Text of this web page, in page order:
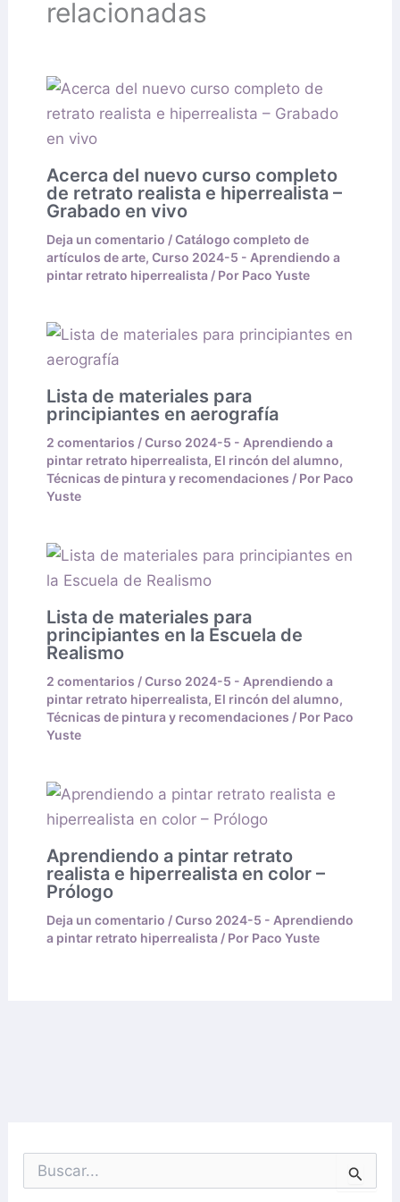
relacionadas
Acerca del nuevo curso completo
de retrato realista e hiperrealista –
Grabado en vivo
Deja un comentario /Catálogo completo de
artículos de arte, Curso 2024-5 - Aprendiendo a
pintar retrato hiperrealista / Por Paco Yuste
Lista de materiales para
principiantes en aerografía
2 comentarios /Curso 2024-5 - Aprendiendo a
pintar retrato hiperrealista, El rincón del alumno,
Técnicas de pintura y recomendaciones / Por Paco
Yuste
Lista de materiales para
principiantes en la Escuela de
Realismo
2 comentarios /Curso 2024-5 - Aprendiendo a
pintar retrato hiperrealista, El rincón del alumno,
Técnicas de pintura y recomendaciones / Por Paco
Yuste
Aprendiendo a pintar retrato
realista e hiperrealista en color –
Prólogo
Deja un comentario /Curso 2024-5 - Aprendiendo
a pintar retrato hiperrealista / Por Paco Yuste
u